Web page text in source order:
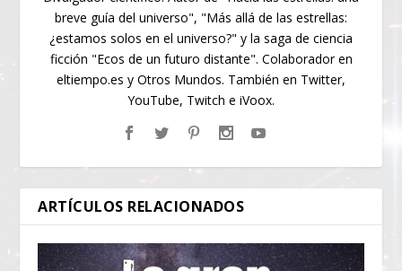
breve guía del universo", "Más allá de las estrellas:
¿estamos solos en el universo?" y la saga de ciencia
ficción "Ecos de un futuro distante". Colaborador en
eltiempo.es y Otros Mundos. También en Twitter,
YouTube, Twitch e iVoox.
ARTÍCULOS RELACIONADOS